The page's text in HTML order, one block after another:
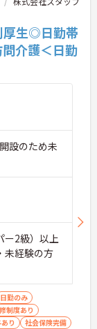
厚生◎日勤帯
介護＜日勤
設のため未
ー2級）以上
未経験の方
日勤のみ
制度あり
り
社会保険完備